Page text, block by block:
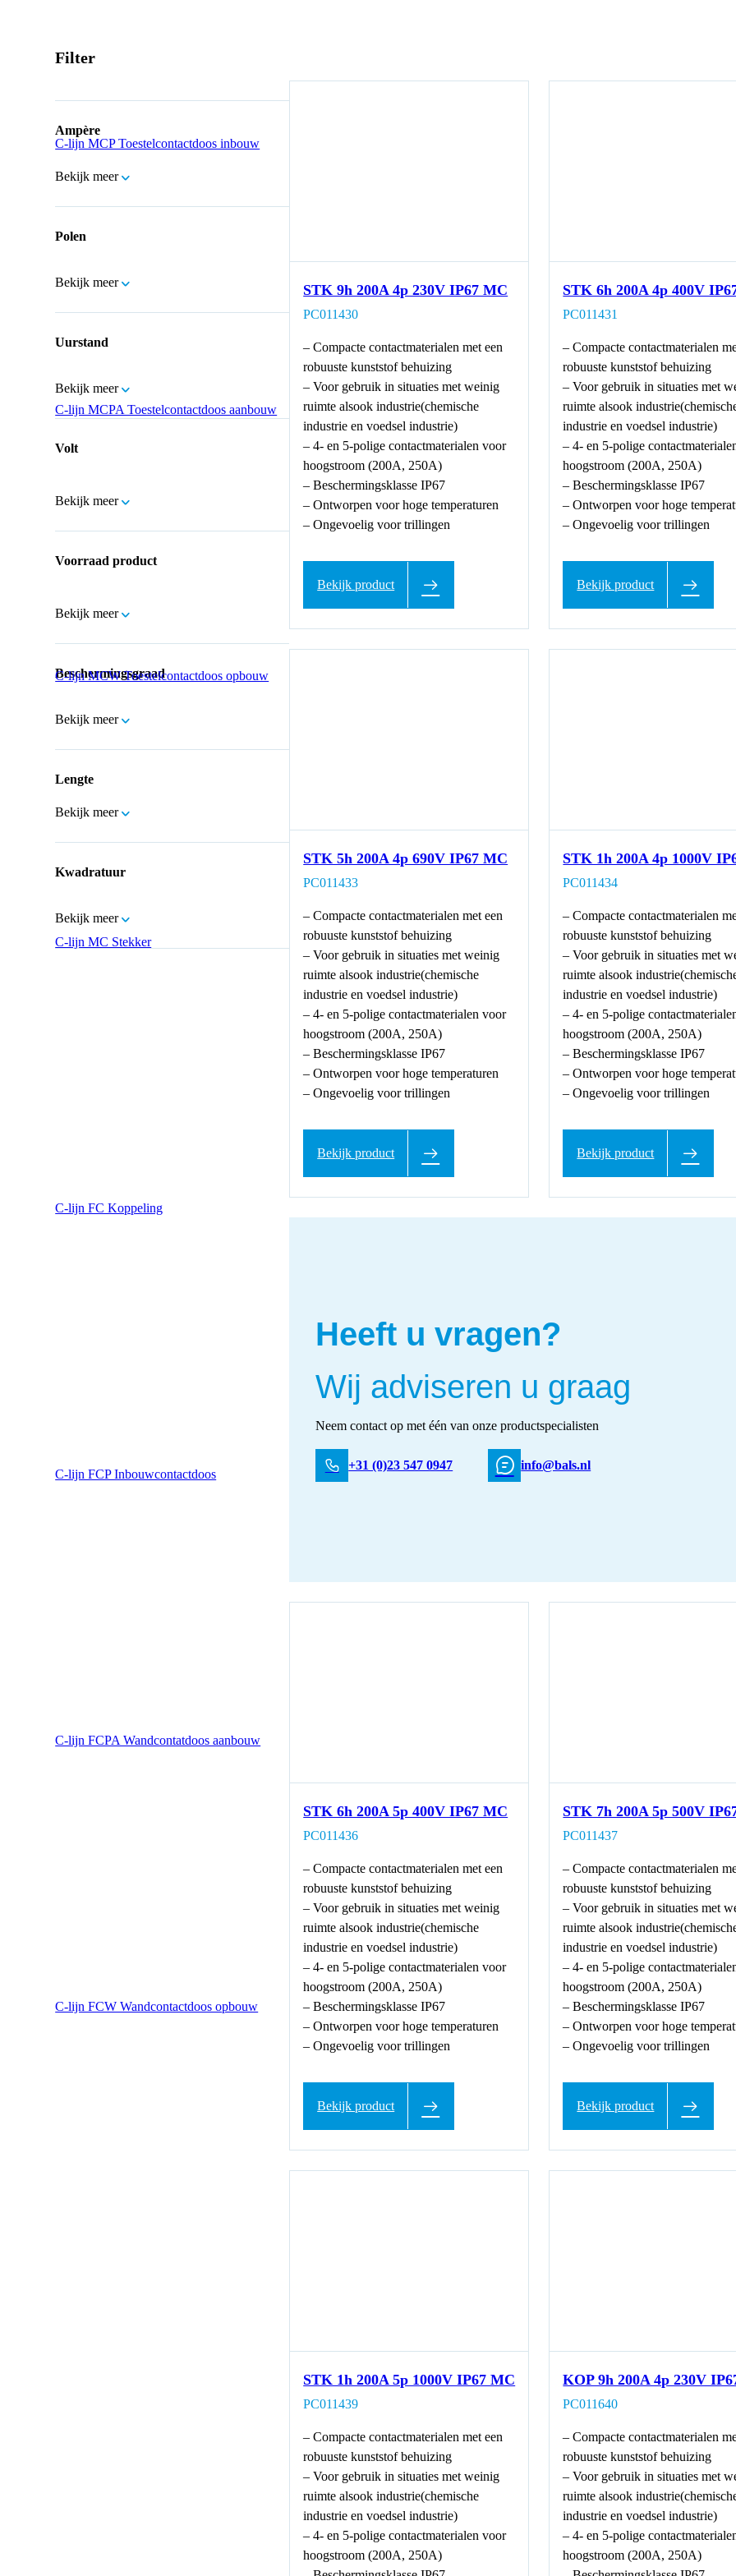
C-lijn MCP Toestelcontactdoos inbouw
C-lijn MCPA Toestelcontactdoos aanbouw
C-lijn MCW Toestelcontactdoos opbouw
C-lijn MC Stekker
C-lijn FC Koppeling
C-lijn FCP Inbouwcontactdoos
C-lijn FCPA Wandcontatdoos aanbouw
C-lijn FCW Wandcontactdoos opbouw
Filter
Ampère
Bekijk meer
Polen
Bekijk meer
Uurstand
Bekijk meer
Volt
Bekijk meer
Voorraad product
Bekijk meer
Beschermingsgraad
Bekijk meer
Lengte
Bekijk meer
Kwadratuur
Bekijk meer
STK 9h 200A 4p 230V IP67 MC
PC011430
– Compacte contactmaterialen met een
robuuste kunststof behuizing
– Voor gebruik in situaties met weinig
ruimte alsook industrie(chemische
industrie en voedsel industrie)
– 4- en 5-polige contactmaterialen voor
hoogstroom (200A, 250A)
– Beschermingsklasse IP67
– Ontworpen voor hoge temperaturen
– Ongevoelig voor trillingen
Bekijk product
STK 6h 200A 4p 400V
PC011431
– Compacte contactmaterialen
robuuste kunststof behuizing
– Voor gebruik in situaties met
ruimte alsook
industrie en voedsel industrie)
– 4- en 5-polige
hoogstroom (200A, 250A)
– Beschermingsklasse IP67
– Ontworpen voor hoge
– Ongevoelig voor trillingen
Bekijk product
STK 5h 200A 4p 690V IP67 MC
PC011433
– Compacte contactmaterialen met een
robuuste kunststof behuizing
– Voor gebruik in situaties met weinig
ruimte alsook industrie(chemische
industrie en voedsel industrie)
– 4- en 5-polige contactmaterialen voor
hoogstroom (200A, 250A)
– Beschermingsklasse IP67
– Ontworpen voor hoge temperaturen
– Ongevoelig voor trillingen
Bekijk product
STK 1h 200A 4p 1000V
PC011434
– Compacte contactmaterialen
robuuste kunststof behuizing
– Voor gebruik in situaties met
ruimte alsook
industrie en voedsel industrie)
– 4- en 5-polige
hoogstroom (200A, 250A)
– Beschermingsklasse IP67
– Ontworpen voor hoge
– Ongevoelig voor trillingen
Bekijk product
Heeft u vragen?
Wij adviseren u graag
Neem contact op met één van onze productspecialisten
+31 (0)23 547 0947 info@bals.nl
STK 6h 200A 5p 400V IP67 MC
PC011436
– Compacte contactmaterialen met een
robuuste kunststof behuizing
– Voor gebruik in situaties met weinig
ruimte alsook industrie(chemische
industrie en voedsel industrie)
– 4- en 5-polige contactmaterialen voor
hoogstroom (200A, 250A)
– Beschermingsklasse IP67
– Ontworpen voor hoge temperaturen
– Ongevoelig voor trillingen
Bekijk product
STK 7h 200A 5p 500V
PC011437
– Compacte contactmaterialen
robuuste kunststof behuizing
– Voor gebruik in situaties met
ruimte alsook
industrie en voedsel industrie)
– 4- en 5-polige
hoogstroom (200A, 250A)
– Beschermingsklasse IP67
– Ontworpen voor hoge
– Ongevoelig voor trillingen
Bekijk product
STK 1h 200A 5p 1000V IP67 MC
PC011439
– Compacte contactmaterialen met een
robuuste kunststof behuizing
– Voor gebruik in situaties met weinig
ruimte alsook industrie(chemische
industrie en voedsel industrie)
– 4- en 5-polige contactmaterialen voor
hoogstroom (200A, 250A)
KOP 9h 200A 4p 230V
PC011640
– Compacte contactmaterialen
robuuste kunststof behuizing
– Voor gebruik in situaties met
ruimte alsook
industrie en voedsel industrie)
– 4- en 5-polige
hoogstroom (200A, 250A)